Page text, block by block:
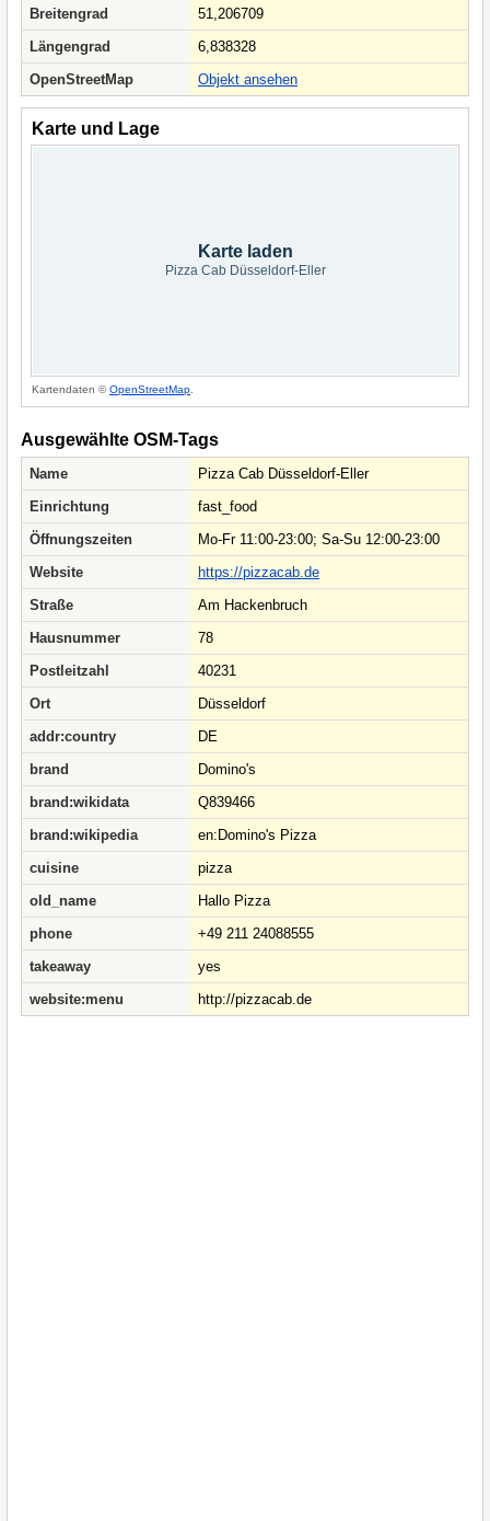
Breitengrad
51,206709
Längengrad
6,838328
OpenStreetMap
Objekt ansehen
Karte und Lage
Karte laden
Pizza Cab Düsseldorf-Eller
Kartendaten ©OpenStreetMap
Ausgewählte OSM-Tags
Name
Pizza Cab Düsseldorf-Eller
Einrichtung
fast_food
Öffnungszeiten
Mo-Fr 11:00-23:00; Sa-Su 12:00-23:00
Website
https://pizzacab.de
Straße
Am Hackenbruch
Hausnummer
78
Postleitzahl
40231
Ort
Düsseldorf
addr:country
DE
brand
Domino's
brand:wikidata
Q839466
brand:wikipedia
en:Domino's Pizza
cuisine
pizza
old_name
Hallo Pizza
phone
+49 211 24088555
takeaway
yes
website:menu
http://pizzacab.de